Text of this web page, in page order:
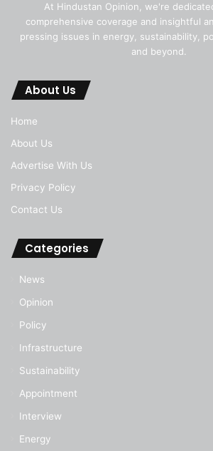
At Hindustan Opinion, we're
comprehensive coverage and insightful
pressing issues in energy, sustainability,
and beyond.
About Us
Home
About Us
Advertise With Us
Privacy Policy
Contact Us
Categories
News
Opinion
Policy
Infrastructure
Sustainability
Appointment
Interview
Energy